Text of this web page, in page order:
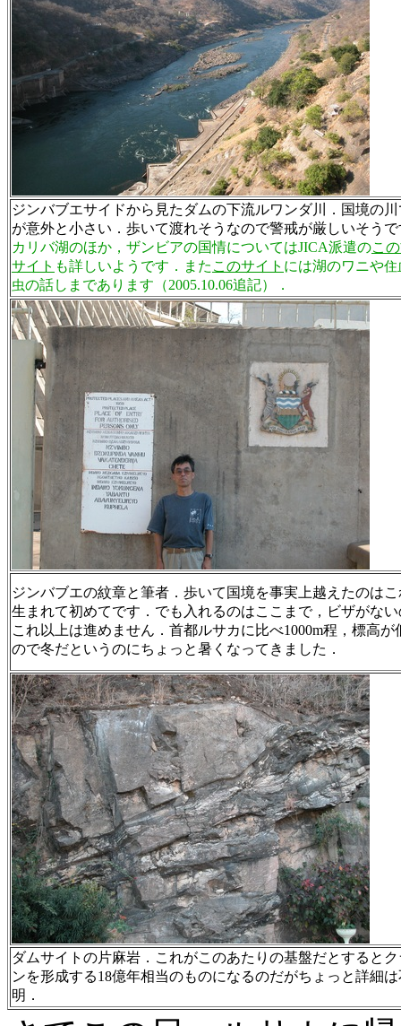
ジンバブエサイドから見たダムの下流ルワンダ川．国境の
が意外と小さい．歩いて渡れそうなので警戒が厳しいそう
カリバ湖のほか，ザンビアの国情についてはJICA派遣のこ
サイト も詳しいようです．また このサイト には湖のワニや住
虫の話しまであります （2005.10.06追記） ．
ジンバブエの紋章と筆者．歩いて国境を事実上越えたのは
生まれて初めてです．でも入れるのはここまで，ビザがな
これ以上は進めません．首都ルサカに比べ1000m程，標高が
ので冬だというのにちょっと暑くなってきました．
ダムサイトの片麻岩．これがこのあたりの基盤だとすると
ンを形成する18億年相当のものになるのだがちょっと詳細は
明．